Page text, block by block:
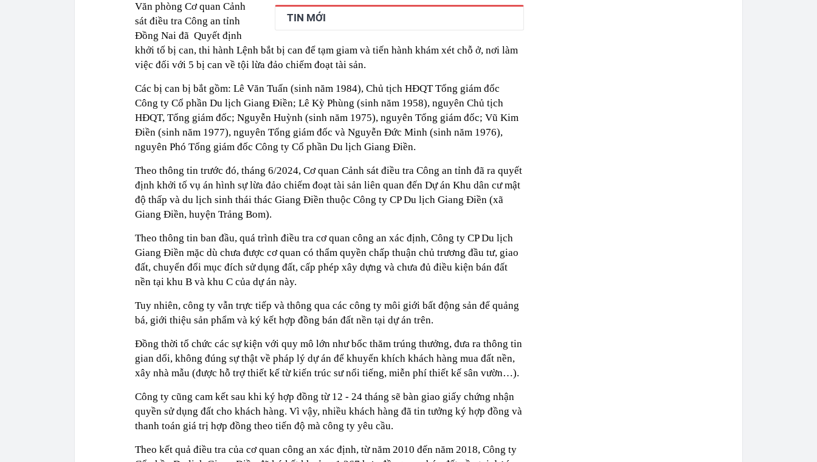
TIN MỚI
Văn phòng Cơ quan Cảnh
sát điều tra Công an tỉnh
Đồng Nai đã Quyết định
khởi tố bị can, thi hành Lệnh bắt bị can để tạm giam và tiến hành khám xét chỗ ở, nơi làm
việc đối với 5 bị can về tội lừa đảo chiếm đoạt tài sản.
Các bị can bị bắt gồm: Lê Văn Tuấn (sinh năm 1984), Chủ tịch HĐQT Tổng giám đốc
Công ty Cổ phần Du lịch Giang Điền; Lê Kỳ Phùng (sinh năm 1958), nguyên Chủ tịch
HĐQT, Tổng giám đốc; Nguyễn Huỳnh (sinh năm 1975), nguyên Tổng giám đốc; Vũ Kim
Điền (sinh năm 1977), nguyên Tổng giám đốc và Nguyễn Đức Minh (sinh năm 1976),
nguyên Phó Tổng giám đốc Công ty Cổ phần Du lịch Giang Điền.
Theo thông tin trước đó, tháng 6/2024, Cơ quan Cảnh sát điều tra Công an tỉnh đã ra quyết
định khởi tố vụ án hình sự lừa đảo chiếm đoạt tài sản liên quan đến Dự án Khu dân cư mật
độ thấp và du lịch sinh thái thác Giang Điền thuộc Công ty CP Du lịch Giang Điền (xã
Giang Điền, huyện Trảng Bom).
Theo thông tin ban đầu, quá trình điều tra cơ quan công an xác định, Công ty CP Du lịch
Giang Điền mặc dù chưa được cơ quan có thẩm quyền chấp thuận chủ trương đầu tư, giao
đất, chuyển đổi mục đích sử dụng đất, cấp phép xây dựng và chưa đủ điều kiện bán đất
nền tại khu B và khu C của dự án này.
Tuy nhiên, công ty vẫn trực tiếp và thông qua các công ty môi giới bất động sản để quảng
bá, giới thiệu sản phẩm và ký kết hợp đồng bán đất nền tại dự án trên.
Đồng thời tổ chức các sự kiện với quy mô lớn như bốc thăm trúng thưởng, đưa ra thông tin
gian dối, không đúng sự thật về pháp lý dự án để khuyến khích khách hàng mua đất nền,
xây nhà mẫu (được hỗ trợ thiết kế từ kiến trúc sư nổi tiếng, miễn phí thiết kế sân vườn…).
Công ty cũng cam kết sau khi ký hợp đồng từ 12 - 24 tháng sẽ bàn giao giấy chứng nhận
quyền sử dụng đất cho khách hàng. Vì vậy, nhiều khách hàng đã tin tưởng ký hợp đồng và
thanh toán giá trị hợp đồng theo tiến độ mà công ty yêu cầu.
Theo kết quả điều tra của cơ quan công an xác định, từ năm 2010 đến năm 2018, Công ty